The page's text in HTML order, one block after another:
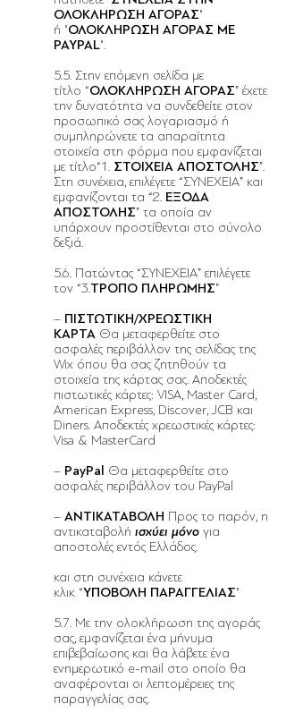
ΟΛΟΚΛΗΡΩΣΗ ΑΓΟΡΑΣ"
ή "ΟΛΟΚΛΗΡΩΣΗ ΑΓΟΡΑΣ ΜΕ
PAYPAL".
5.5. Στην επόμενη σελίδα με
τίτλο “ΟΛΟΚΛΗΡΩΣΗ ΑΓΟΡΑΣ” έχετε
την δυνατότητα να συνδεθείτε στον
προσωπικό σας λογαριασμό ή
συμπληρώνετε τα απαραίτητα
στοιχεία στη φόρμα που εμφανίζεται
με τίτλο“1. ΣΤΟΙΧΕΙΑ ΑΠΟΣΤΟΛΗΣ”.
Στη συνέχεια, επιλέγετε “ΣΥΝΕΧΕΙΑ” και
εμφανίζονται τα “2. ΕΞΟΔΑ
ΑΠΟΣΤΟΛΗΣ” τα οποία αν
υπάρχουν προστίθενται στο σύνολο
δεξιά.
5.6. Πατώντας “ΣΥΝΕΧΕΙΑ” επιλέγετε
τον “3.ΤΡΟΠΟ ΠΛΗΡΩΜΗΣ”
– ΠΙΣΤΩΤΙΚΗ/ΧΡΕΩΣΤΙΚΗ
ΚΑΡΤΑ Θα μεταφερθείτε στο
ασφαλές περιβάλλον της σελίδας της
Wix όπου θα σας ζητηθούν τα
στοιχεία της κάρτας σας. Αποδεκτές
πιστωτικές κάρτες: VISA, Master Card,
American Express, Discover, JCB και
Diners. Αποδεκτές χρεωστικές κάρτες:
Visa & MasterCard
– PayPal Θα μεταφερθείτε στο
ασφαλές περιβάλλον του PayPal
– ΑΝΤΙΚΑΤΑΒΟΛΗ Προς το παρόν, η
αντικαταβολή ισχύει μόνο για
αποστολές εντός Ελλάδος.
και στη συνέχεια κάνετε
κλικ “ΥΠΟΒΟΛΗ ΠΑΡΑΓΓΕΛΙΑΣ"
5.7. Με την ολοκλήρωση της αγοράς
σας, εμφανίζεται ένα μήνυμα
επιβεβαίωσης και θα λάβετε ένα
ενημερωτικό e-mail στο οποίο θα
αναφέρονται οι λεπτομέρειες της
παραγγελίας σας.